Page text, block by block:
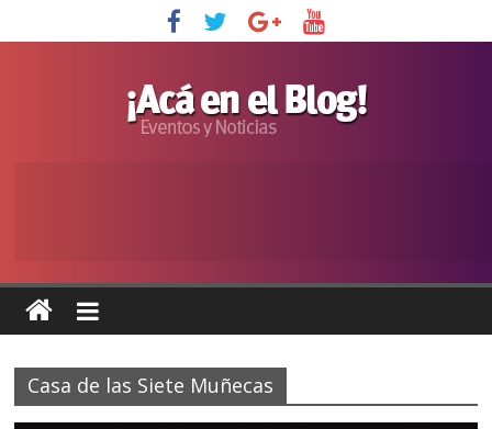
Casa de las Siete Muñecas